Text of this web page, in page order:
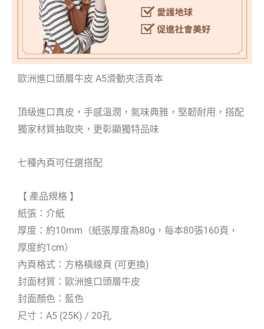
歐洲進口頭層牛皮 A5滑動夾活頁本
頂級進口真皮，手感溫潤，氣味典雅，堅韌耐用，搭配
獨家材質抽取夾，更彰顯獨特品味
七種內頁可任選搭配
【 產品規格 】
紙張：介紙
厚度：約10mm（紙張厚度為80g，每本80張160頁，
厚度約1cm）
內頁格式：方格橫線頁 (可更換)
封面材質：歐洲進口頭層牛皮
封面顏色：藍色
尺寸：A5 (25K) / 20孔